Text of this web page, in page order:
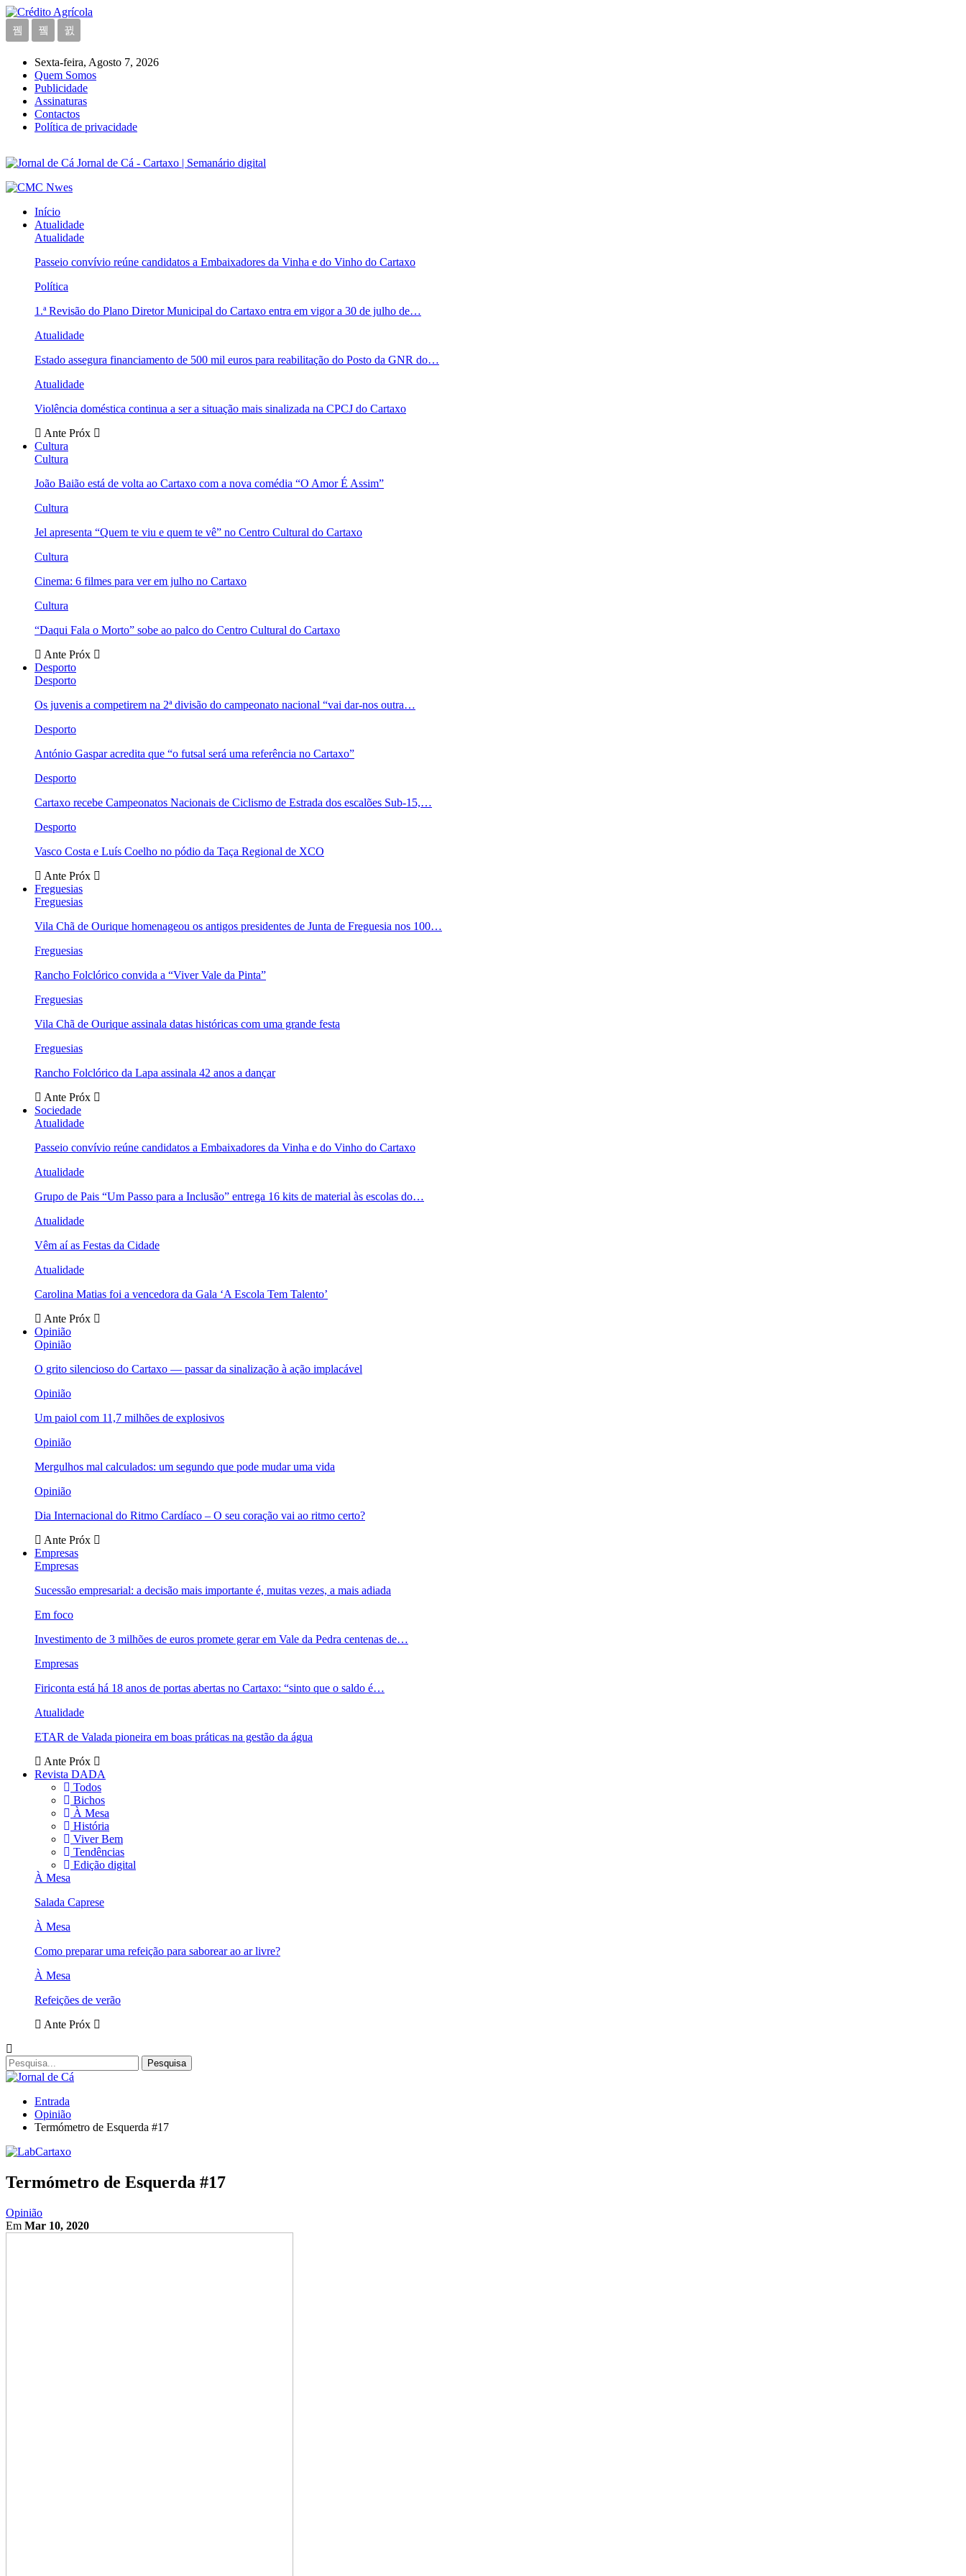
Sexta-feira, Agosto 7, 2026
Quem Somos
Publicidade
Assinaturas
Contactos
Política de privacidade
Jornal de Cá - Cartaxo | Semanário digital
Início
Atualidade
Atualidade
Passeio convívio reúne candidatos a Embaixadores da Vinha e do Vinho do Cartaxo
Política
1.ª Revisão do Plano Diretor Municipal do Cartaxo entra em vigor a 30 de julho de…
Atualidade
Estado assegura financiamento de 500 mil euros para reabilitação do Posto da GNR do…
Atualidade
Violência doméstica continua a ser a situação mais sinalizada na CPCJ do Cartaxo
Ante Próx
Cultura
Cultura
João Baião está de volta ao Cartaxo com a nova comédia “O Amor É Assim”
Cultura
Jel apresenta “Quem te viu e quem te vê” no Centro Cultural do Cartaxo
Cultura
Cinema: 6 filmes para ver em julho no Cartaxo
Cultura
“Daqui Fala o Morto” sobe ao palco do Centro Cultural do Cartaxo
Ante Próx
Desporto
Desporto
Os juvenis a competirem na 2ª divisão do campeonato nacional “vai dar-nos outra…
Desporto
António Gaspar acredita que “o futsal será uma referência no Cartaxo”
Desporto
Cartaxo recebe Campeonatos Nacionais de Ciclismo de Estrada dos escalões Sub-15,…
Desporto
Vasco Costa e Luís Coelho no pódio da Taça Regional de XCO
Ante Próx
Freguesias
Freguesias
Vila Chã de Ourique homenageou os antigos presidentes de Junta de Freguesia nos 100…
Freguesias
Rancho Folclórico convida a “Viver Vale da Pinta”
Freguesias
Vila Chã de Ourique assinala datas históricas com uma grande festa
Freguesias
Rancho Folclórico da Lapa assinala 42 anos a dançar
Ante Próx
Sociedade
Atualidade
Passeio convívio reúne candidatos a Embaixadores da Vinha e do Vinho do Cartaxo
Atualidade
Grupo de Pais “Um Passo para a Inclusão” entrega 16 kits de material às escolas do…
Atualidade
Vêm aí as Festas da Cidade
Atualidade
Carolina Matias foi a vencedora da Gala ‘A Escola Tem Talento’
Ante Próx
Opinião
Opinião
O grito silencioso do Cartaxo — passar da sinalização à ação implacável
Opinião
Um paiol com 11,7 milhões de explosivos
Opinião
Mergulhos mal calculados: um segundo que pode mudar uma vida
Opinião
Dia Internacional do Ritmo Cardíaco – O seu coração vai ao ritmo certo?
Ante Próx
Empresas
Empresas
Sucessão empresarial: a decisão mais importante é, muitas vezes, a mais adiada
Em foco
Investimento de 3 milhões de euros promete gerar em Vale da Pedra centenas de…
Empresas
Firiconta está há 18 anos de portas abertas no Cartaxo: “sinto que o saldo é…
Atualidade
ETAR de Valada pioneira em boas práticas na gestão da água
Ante Próx
Revista DADA
Todos
Bichos
À Mesa
História
Viver Bem
Tendências
Edição digital
À Mesa
Salada Caprese
À Mesa
Como preparar uma refeição para saborear ao ar livre?
À Mesa
Refeições de verão
Ante Próx
Entrada
Opinião
Termómetro de Esquerda #17
Termómetro de Esquerda #17
Opinião
Em Mar 10, 2020